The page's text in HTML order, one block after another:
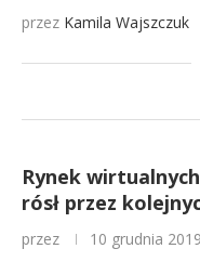
przez Kamila Wajszczuk
Rynek
rósł przez
przez 10 grudnia 2019